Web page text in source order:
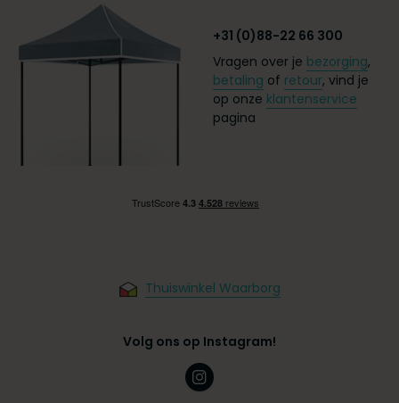
+31 (0)88-22 66 300
Vragen over je bezorging,
betaling of retour, vind je
op onze klantenservice
pagina
Thuiswinkel Waarborg
Volg ons op Instagram!